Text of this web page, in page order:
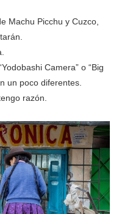
Machu Picchu y Cuzco,
Camera” o “Big
un poco diferentes.
razón.